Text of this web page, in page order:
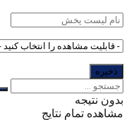
بدون نتیجه
مشاهده تمام نتایج